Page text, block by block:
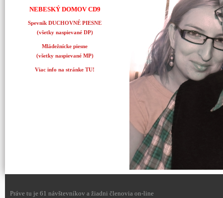
NEBESKÝ DOMOV CD9
Spevník DUCHOVNÉ PIESNE
(všetky naspievané DP)
Mládežnícke piesne
(všetky naspievané MP)
Viac info na stránke TU!
Práve tu je 61 návštevníkov a žiadni členovia on-line